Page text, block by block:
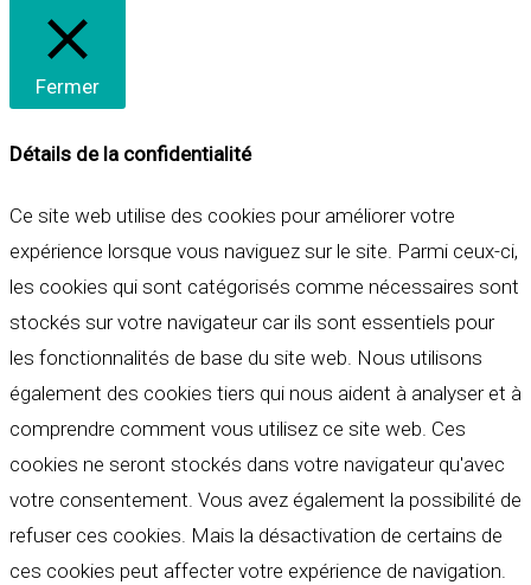
Fermer
Détails de la confidentialité
Ce site web utilise des cookies pour améliorer votre
expérience lorsque vous naviguez sur le site. Parmi ceux-ci,
les cookies qui sont catégorisés comme nécessaires sont
stockés sur votre navigateur car ils sont essentiels pour
les fonctionnalités de base du site web. Nous utilisons
également des cookies tiers qui nous aident à analyser et à
comprendre comment vous utilisez ce site web. Ces
cookies ne seront stockés dans votre navigateur qu'avec
votre consentement. Vous avez également la possibilité de
refuser ces cookies. Mais la désactivation de certains de
ces cookies peut affecter votre expérience de navigation.